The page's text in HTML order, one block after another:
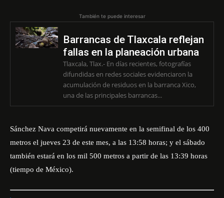
También te puede interesar
Barrancas de Tlaxcala reflejan
fallas en la planeación urbana
Tlaxcala, Tlax.- En días recientes, fotografías
difundidas en redes sociales evidenciaron la
acumulación de residuos en la barranca Xico,
una de las principales barrancas...
Sánchez Nava competirá nuevamente en la semifinal de los 400
metros el jueves 23 de este mes, a las 13:58 horas; y el sábado
también estará en los mil 500 metros a partir de las 13:39 horas
(tiempo de México).